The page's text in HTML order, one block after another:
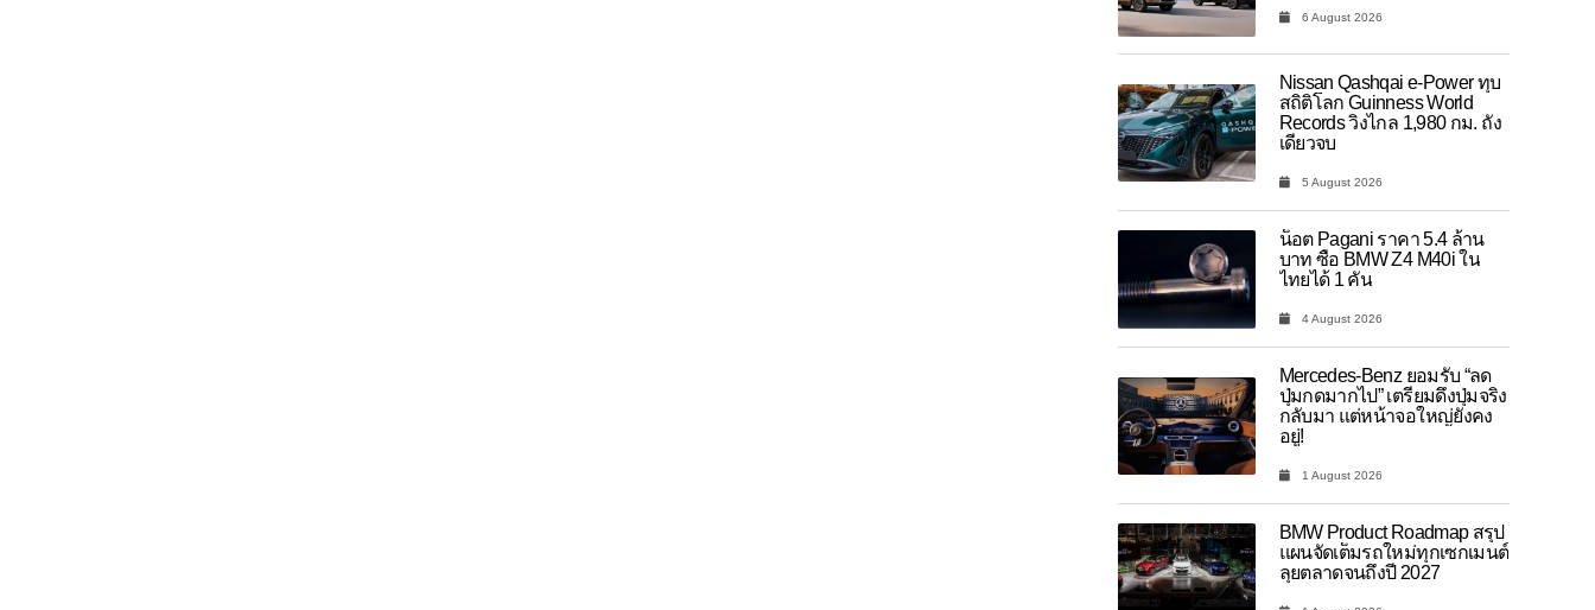
6 August 2026
Nissan Qashqai e-Power ทุบ
สถิติโลก Guinness World
Records วิ่งไกล 1,980 กม. ถัง
เดียวจบ
5 August 2026
น็อต Pagani ราคา 5.4 ล้าน
บาท ซื้อ BMW Z4 M40i ใน
ไทยได้ 1 คัน
4 August 2026
Mercedes-Benz ยอมรับ “ลด
ปุ่มกดมากไป” เตรียมดึงปุ่มจริง
กลับมา แต่หน้าจอใหญ่ยังคง
อยู่!
1 August 2026
BMW Product Roadmap สรุป
แผนจัดเต็มรถใหม่ทุกเซกเมนต์
ลุยตลาดจนถึงปี 2027